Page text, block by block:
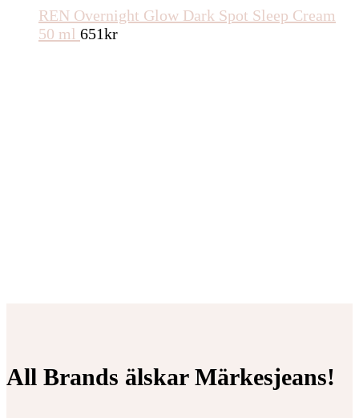
REN Overnight Glow Dark Spot Sleep Cream
50 ml 651kr
All Brands älskar Märkesjeans!